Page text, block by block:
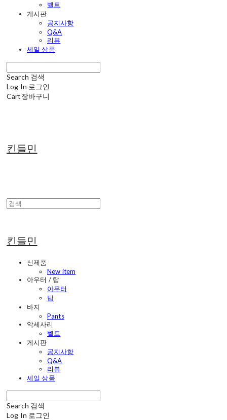
벨트
게시판
공지사항
Q&A
리뷰
세일 상품
Search 검색
Log In 로그인
Cart장바구니
킨들민
킨들민
신제품
New item
아우터 / 탑
아우터
탑
바지
Pants
악세사리
벨트
게시판
공지사항
Q&A
리뷰
세일 상품
Search 검색
Log In 로그인